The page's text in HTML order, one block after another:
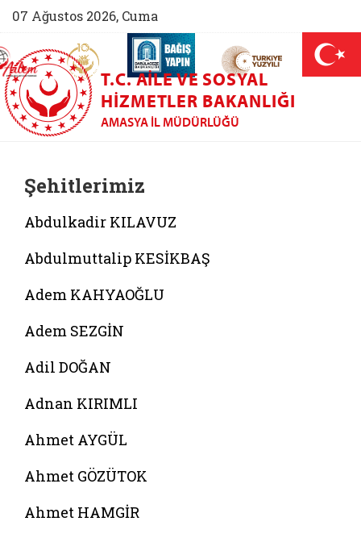
07 Ağustos 2026, Cuma
(yeni sekmede açılır)
AİLEM İletişim Merkezi (yeni sekmede açılır)
Aile ve Nüfus On Yılı (yeni sekmede açılır)
Darülaceze bağış sayfası (yeni
T.C. AILE VE SOSYAL
HIZMETLER BAKANLIĞI
AMASYA İL MÜDÜRLÜĞÜ
Şehitlerimiz
Abdulkadir KILAVUZ
Abdulmuttalip KESİKBAŞ
Adem KAHYAOĞLU
Adem SEZGİN
Adil DOĞAN
Adnan KIRIMLI
Ahmet AYGÜL
Ahmet GÖZÜTOK
Ahmet HAMGİR